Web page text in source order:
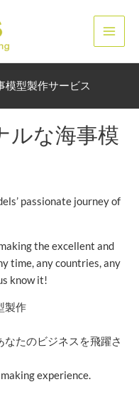
メ
メ
模型製作サービス
ルな海事模
passionate journey of
the excellent and
time, any countries, any
know it!
製作
たのビジネスを飛躍さ
experience.